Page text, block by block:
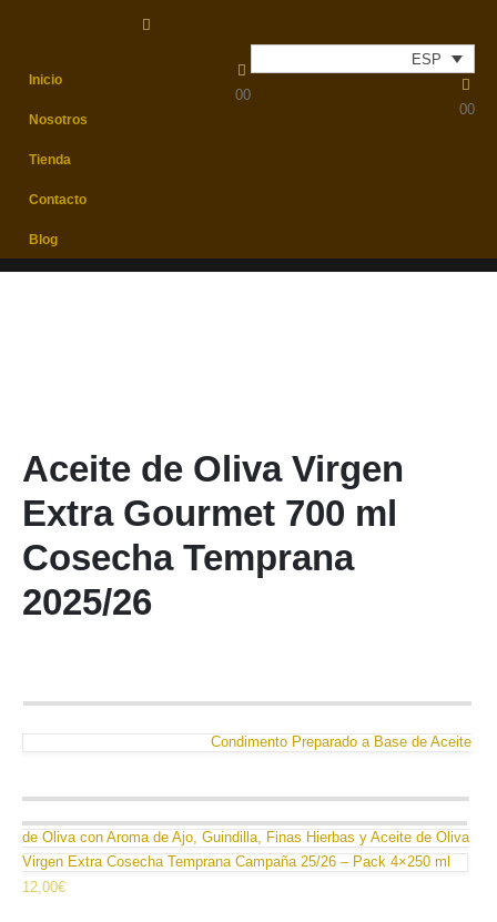
Envíos económicos
00
ESP
00
Inicio
Nosotros
Tienda
Contacto
Blog
Aceite de Oliva Virgen
Extra Gourmet 700 ml
Cosecha Temprana
2025/26
Condimento Preparado a Base de Aceite
de Oliva con Aroma de Ajo, Guindilla, Finas Hierbas y Aceite de Oliva
Virgen Extra Cosecha Temprana Campaña 25/26 – Pack 4×250 ml
12,00€